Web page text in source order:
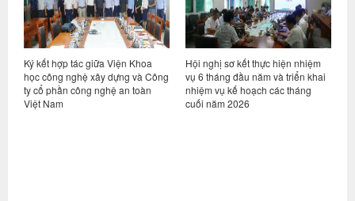
Ký kết hợp tác giữa Viện Khoa
học công nghệ xây dựng và Công
ty cổ phần công nghệ an toàn
Việt Nam
Hội nghị sơ kết thực hiện nhiệm
vụ 6 tháng đầu năm và triển khai
nhiệm vụ kế hoạch các tháng
cuối năm 2026